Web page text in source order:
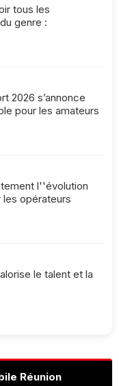
tous les
genre :
2026 s’annonce
pour les amateurs
l''évolution
opérateurs
le talent et la
Réunion